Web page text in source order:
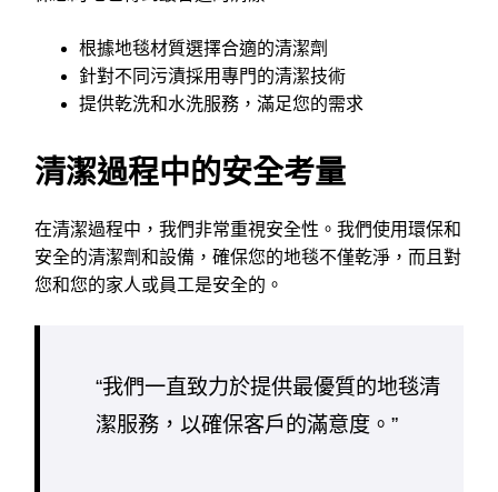
根據地毯材質選擇合適的清潔劑
針對不同污漬採用專門的清潔技術
提供乾洗和水洗服務，滿足您的需求
清潔過程中的安全考量
在清潔過程中，我們非常重視安全性。我們使用環保和
安全的清潔劑和設備，確保您的地毯不僅乾淨，而且對
您和您的家人或員工是安全的。
“我們一直致力於提供最優質的地毯清
潔服務，以確保客戶的滿意度。”